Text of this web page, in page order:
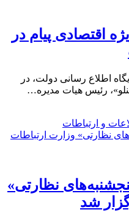
اقتصادی پیام در
اطلاع رسانی دولت، در
رئیس هیات مدیره…
و ارتباطات
نظارتی»
شد